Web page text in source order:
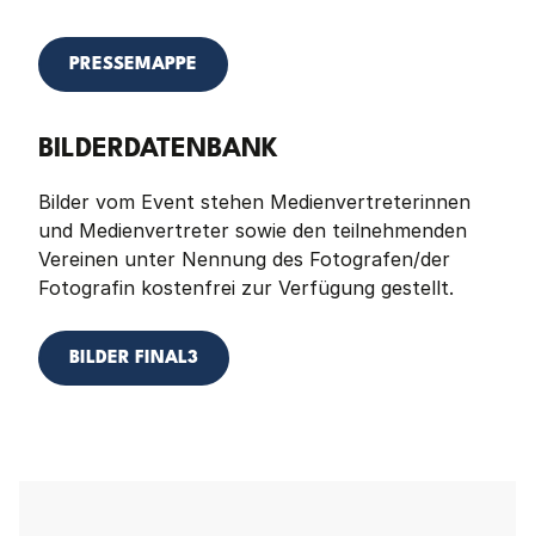
Anreise
Aktionen
Programmheft
PRESSEMAPPE
BILDERDATENBANK
Bilder vom Event stehen Medienvertreterinnen
und Medienvertreter sowie den teilnehmenden
Vereinen unter Nennung des Fotografen/der
Fotografin kostenfrei zur Verfügung gestellt.
BILDER FINAL3